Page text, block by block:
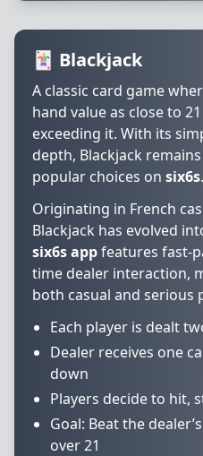
🃏 Blackjack
A classic card game
hand value as close to
exceeding it. With its
depth, Blackjack
popular choices on six6s.
Originating in French
Blackjack has evolved
six6s appfeatures fast-
time dealer interaction,
both casual and serious
Each player is dealt
Dealer receives one
down
Players decide to hit,
Goal: Beat the
over 21